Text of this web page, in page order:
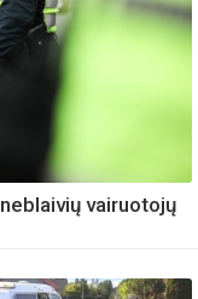
vairuotojų